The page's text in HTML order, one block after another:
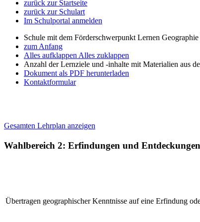
zurück zur Startseite
zurück zur Schulart
Im Schulportal anmelden
Schule mit dem Förderschwerpunkt Lernen
zum Anfang
Alles aufklappen Alles zuklappen
Anzahl der Lernziele und -inhalte mit Materialien aus
Dokument als PDF herunterladen
Kontaktformular
Gesamten Lehrplan anzeigen
Wahlbereich 2: Erfindungen und
Übertragen geographischer Kenntnisse auf eine Erfindung